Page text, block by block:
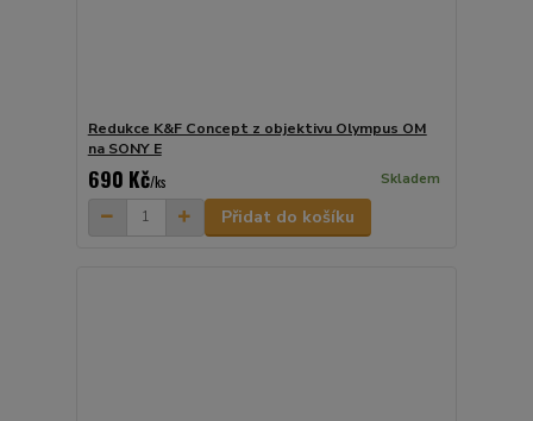
Redukce K&F Concept z objektivu Olympus OM
na SONY E
690 Kč/ks Skladem
Přidat do košíku